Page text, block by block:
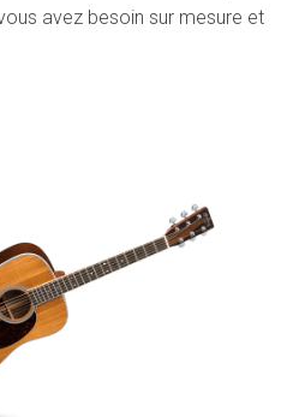
avez besoin sur mesure et